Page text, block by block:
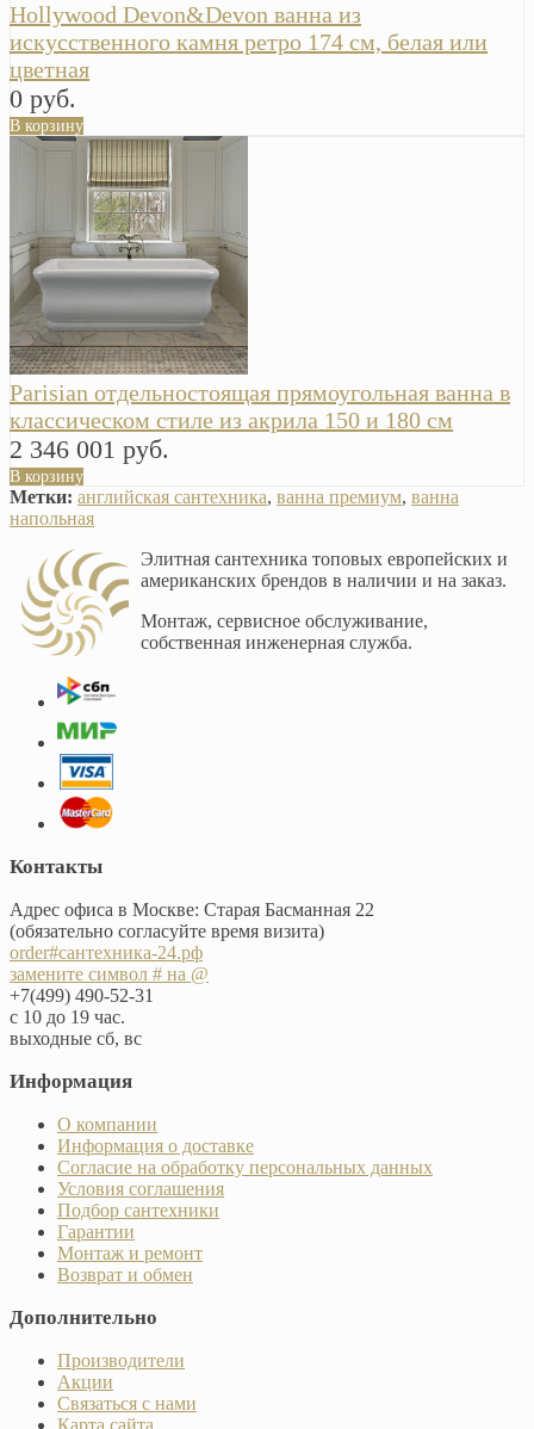
Hollywood Devon&Devon ванна из
искусственного камня ретро 174 см, белая или
цветная
0 руб.
В корзину
Parisian отдельностоящая прямоугольная ванна в
классическом стиле из акрила 150 и 180 см
2 346 001 руб.
В корзину
Метки: английская сантехника, ванна премиум, ванна
напольная
Элитная сантехника топовых европейских и
американских брендов в наличии и на заказ.
Монтаж, сервисное обслуживание,
собственная инженерная служба.
Контакты
Адрес офиса в Москве: Старая Басманная 22
(обязательно согласуйте время визита)
order#сантехника-24.рф
замените символ # на @
+7(499) 490-52-31
с 10 до 19 час.
выходные сб, вс
Информация
О компании
Информация о доставке
Согласие на обработку персональных данных
Условия соглашения
Подбор сантехники
Гарантии
Монтаж и ремонт
Возврат и обмен
Дополнительно
Производители
Акции
Связаться с нами